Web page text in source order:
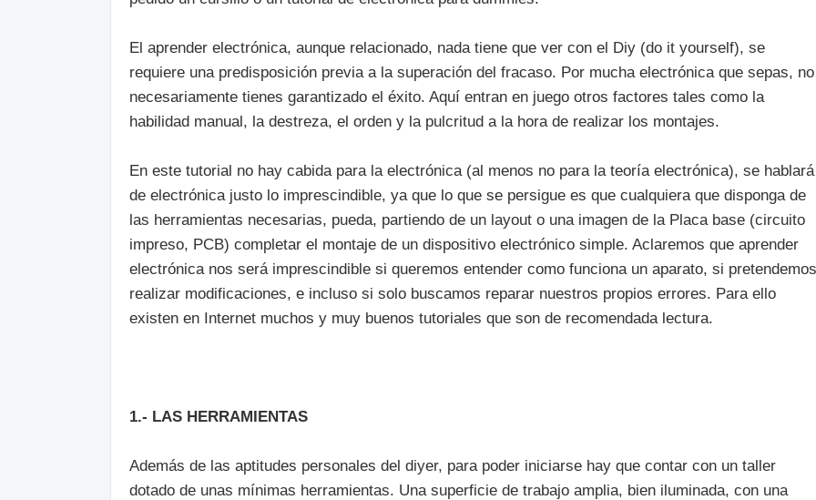
El aprender electrónica, aunque relacionado, nada tiene que ver con el Diy (do it yourself), se
requiere una predisposición previa a la superación del fracaso. Por mucha electrónica que sepas, no
necesariamente tienes garantizado el éxito. Aquí entran en juego otros factores tales como la
habilidad manual, la destreza, el orden y la pulcritud a la hora de realizar los montajes.
En este tutorial no hay cabida para la electrónica (al menos no para la teoría electrónica), se hablará
de electrónica justo lo imprescindible, ya que lo que se persigue es que cualquiera que disponga de
las herramientas necesarias, pueda, partiendo de un layout o una imagen de la Placa base (circuito
impreso, PCB) completar el montaje de un dispositivo electrónico simple. Aclaremos que aprender
electrónica nos será imprescindible si queremos entender como funciona un aparato, si pretendemos
realizar modificaciones, e incluso si solo buscamos reparar nuestros propios errores. Para ello
existen en Internet muchos y muy buenos tutoriales que son de recomendada lectura.
1.- LAS HERRAMIENTAS
Además de las aptitudes personales del diyer, para poder iniciarse hay que contar con un taller
dotado de unas mínimas herramientas. Una superficie de trabajo amplia, bien iluminada, con una